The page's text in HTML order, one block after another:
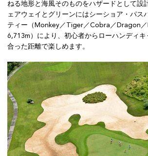
ねる地形と海風そのものをハザードとして設
ェアウェイとグリーンにはシーショア・パス
ティー（Monkey／Tiger／Cobra／Dragon
6,713m）により、初心者からローハンディ
合った距離で楽しめます。